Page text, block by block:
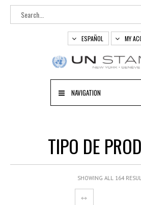
ESPAÑOL MY
NAVIGATION
TIPO DE
SHOWING ALL 164